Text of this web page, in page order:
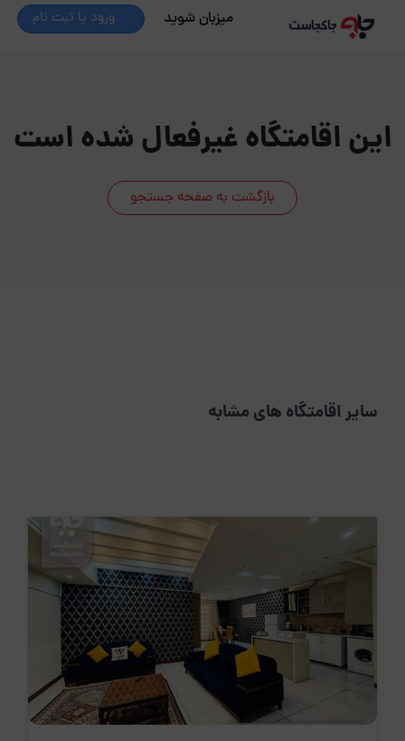
میزبان شوید ورود یا ثبت نام
این اقامتگاه غیرفعال شده است
بازگشت به صفحه جستجو
سایر اقامتگاه های مشابه